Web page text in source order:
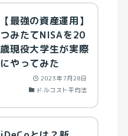
【最強の資産運用】
つみたてNISAを20
歳現役大学生が実際
にやってみた
2023年7月28日
ドルコスト平均法